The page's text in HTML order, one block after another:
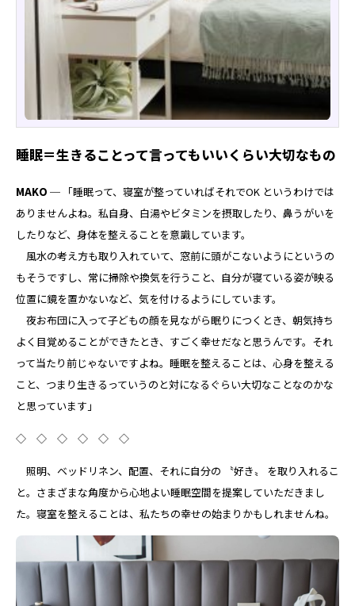
睡眠＝生きることって言ってもいいくらい大切なもの
MAKO ─ 「睡眠って、寝室が整っていればそれでOK というわけでは
ありませんよね。私自身、白湯やビタミンを摂取したり、鼻うがいを
したりなど、身体を整えることを意識しています。
風水の考え方も取り入れていて、窓前に頭がこないようにというの
もそうですし、常に掃除や換気を行うこと、自分が寝ている姿が映る
位置に鏡を置かないなど、気を付けるようにしています。
夜お布団に入って子どもの顔を見ながら眠りにつくとき、朝気持ち
よく目覚めることができたとき、すごく幸せだなと思うんです。それ
って当たり前じゃないですよね。睡眠を整えることは、心身を整える
こと、つまり生きるっていうのと対になるぐらい大切なことなのかな
と思っています」
◇ ◇ ◇ ◇ ◇ ◇
照明、ベッドリネン、配置、それに自分の 〝好き〟 を取り入れるこ
と。さまざまな角度から心地よい睡眠空間を提案していただきまし
た。寝室を整えることは、私たちの幸せの始まりかもしれませんね。